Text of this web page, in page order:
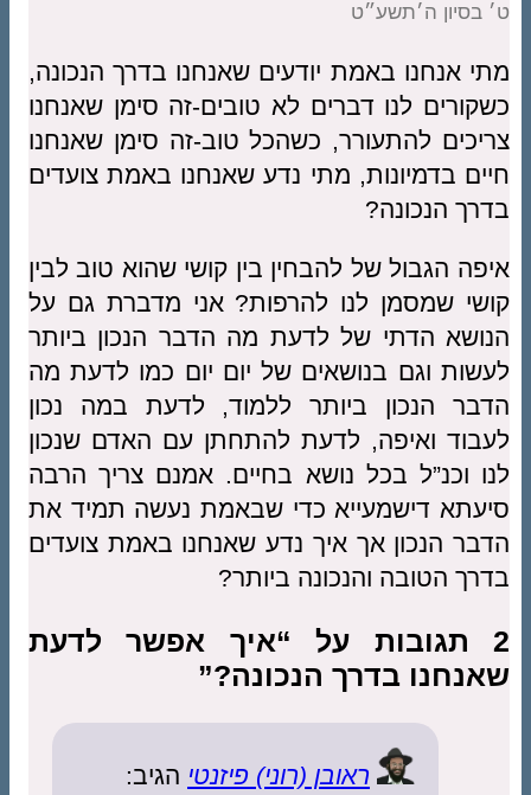
ט׳ בסיון ה׳תשע״ט
מתי אנחנו באמת יודעים שאנחנו בדרך הנכונה,
כשקורים לנו דברים לא טובים-זה סימן שאנחנו
צריכים להתעורר, כשהכל טוב-זה סימן שאנחנו
חיים בדמיונות, מתי נדע שאנחנו באמת צועדים
בדרך הנכונה?
איפה הגבול של להבחין בין קושי שהוא טוב לבין
קושי שמסמן לנו להרפות? אני מדברת גם על
הנושא הדתי של לדעת מה הדבר הנכון ביותר
לעשות וגם בנושאים של יום יום כמו לדעת מה
הדבר הנכון ביותר ללמוד, לדעת במה נכון
לעבוד ואיפה, לדעת להתחתן עם האדם שנכון
לנו וכנ”ל בכל נושא בחיים. אמנם צריך הרבה
סיעתא דישמעייא כדי שבאמת נעשה תמיד את
הדבר הנכון אך איך נדע שאנחנו באמת צועדים
בדרך הטובה והנכונה ביותר?
2 תגובות על “איך אפשר לדעת
שאנחנו בדרך הנכונה?”
ראובן (רוני) פיזנטי הגיב: